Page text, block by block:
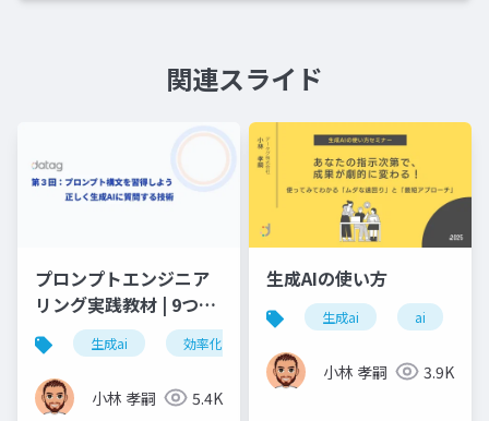
関連スライド
プロンプトエンジニア
リング実践教材 | 9つの
構文で業務効率10倍ア
ップ
生成ai 効率化
小林 孝嗣 5.4K
生成AIの使い方
生成ai ai
小林 孝嗣 3.9K